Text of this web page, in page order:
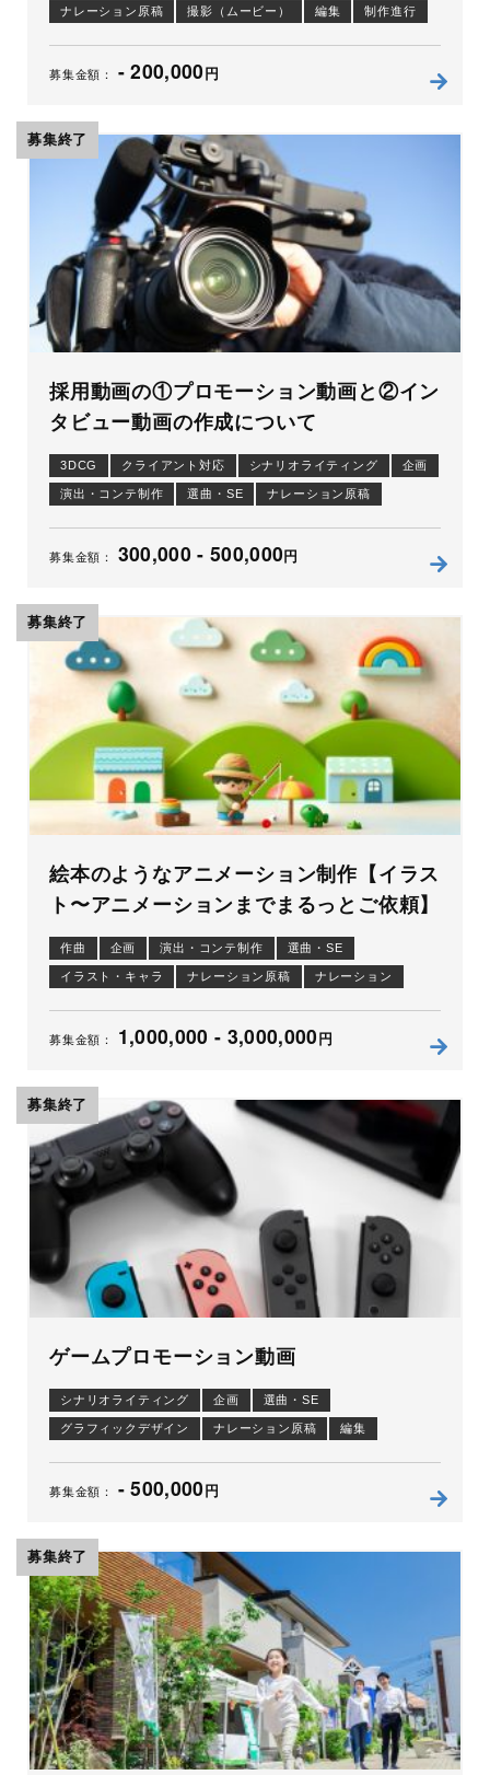
ナレーション原稿 撮影（ムービー） 編集 制作進行
募集金額： - 200,000円
募集終了
採用動画の①プロモーション動画と②イン
タビュー動画の作成について
3DCG クライアント対応 シナリオライティング 企画
演出・コンテ制作 選曲・SE ナレーション原稿
コピーライティング 編集 アニメーション
募集金額： 300,000 - 500,000円
募集終了
絵本のようなアニメーション制作【イラス
ト〜アニメーションまでまるっとご依頼】
作曲 企画 演出・コンテ制作 選曲・SE
イラスト・キャラ ナレーション原稿 ナレーション
募集金額： 1,000,000 - 3,000,000円
募集終了
ゲームプロモーション動画
シナリオライティング 企画 選曲・SE
グラフィックデザイン ナレーション原稿 編集
募集金額： - 500,000円
募集終了